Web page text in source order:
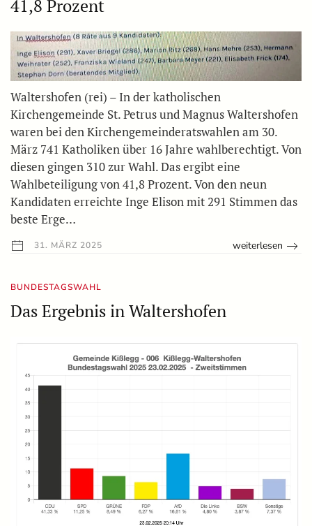
41,8 Prozent
Waltershofen (rei) – In der katholischen
Kirchengemeinde St. Petrus und Magnus Waltershofen
waren bei den Kirchengemeinderatswahlen am 30.
März 741 Katholiken über 16 Jahre wahlberechtigt. Von
diesen gingen 310 zur Wahl. Das ergibt eine
Wahlbeteiligung von 41,8 Prozent. Von den neun
Kandidaten erreichte Inge Elison mit 291 Stimmen das
beste Erge…
31. MÄRZ 2025 weiterlesen
BUNDESTAGSWAHL
Das Ergebnis in Waltershofen